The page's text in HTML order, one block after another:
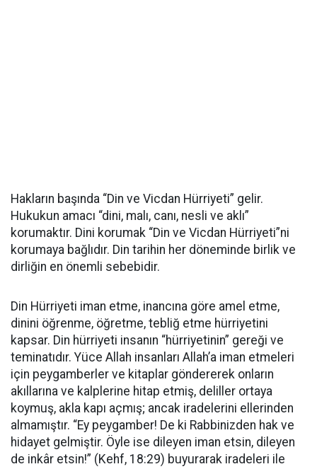
Hakların başında “Din ve Vicdan Hürriyeti” gelir.
Hukukun amacı “dini, malı, canı, nesli ve aklı”
korumaktır. Dini korumak “Din ve Vicdan Hürriyeti”ni
korumaya bağlıdır. Din tarihin her döneminde birlik ve
dirliğin en önemli sebebidir.
Din Hürriyeti iman etme, inancına göre amel etme,
dinini öğrenme, öğretme, tebliğ etme hürriyetini
kapsar. Din hürriyeti insanın “hürriyetinin” gereği ve
teminatıdır. Yüce Allah insanları Allah’a iman etmeleri
için peygamberler ve kitaplar göndererek onların
akıllarına ve kalplerine hitap etmiş, deliller ortaya
koymuş, akla kapı açmış; ancak iradelerini ellerinden
almamıştır. “Ey peygamber! De ki Rabbinizden hak ve
hidayet gelmiştir. Öyle ise dileyen iman etsin, dileyen
de inkâr etsin!” (Kehf, 18:29) buyurarak iradeleri ile